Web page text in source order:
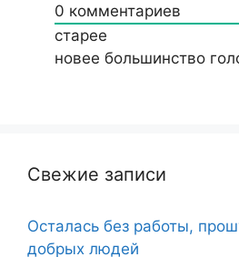
0 комментариев
старее
новее большинство
Свежие записи
Осталась без работы,
добрых людей